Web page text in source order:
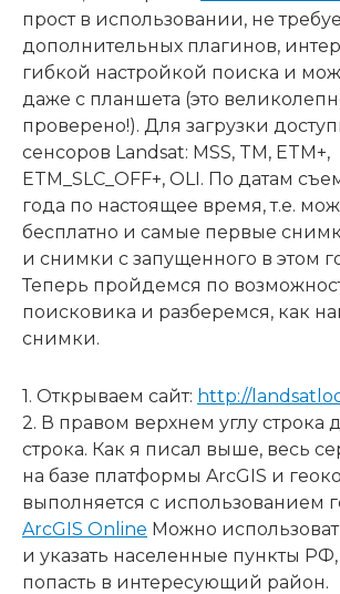
прост в использовании, не
дополнительных плагинов,
гибкой настройкой поиска и
даже с планшета (это
проверено!). Для загрузки
сенсоров Landsat: MSS, TM, ETM+,
ETM_SLC_OFF+, OLI. По датам
года по настоящее время, т.е.
бесплатно и самые первые
и снимки с запущенного в этом
Теперь пройдемся по
поисковика и разберемся, как
снимки.
1. Открываем сайт: http://
2. В правом верхнем углу строка
строка. Как я писал выше, весь
на базе платформы ArcGIS и
выполняется с использованием
ArcGIS Online Можно
и указать населенные пункты
попасть в интересующий район.